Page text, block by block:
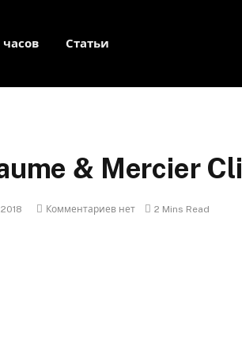
Статьи
& Mercier
Комментариев нет 2 Mins Read